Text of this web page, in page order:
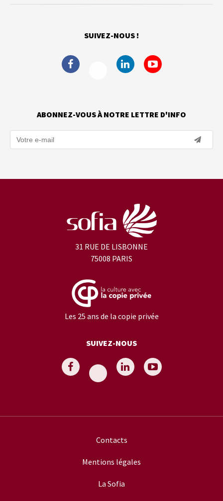
SUIVEZ-NOUS !
ABONNEZ-VOUS À NOTRE LETTRE D'INFO
31 RUE DE LISBONNE
75008 PARIS
Les 25 ans de la copie privée
SUIVEZ-NOUS
Contacts
Mentions légales
La Sofia